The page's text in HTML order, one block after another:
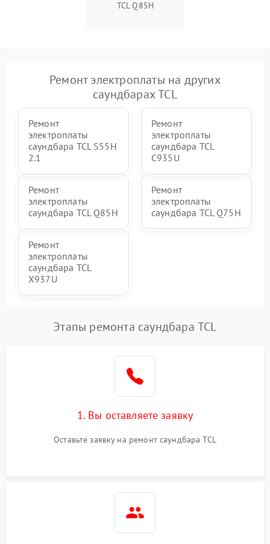
TCL Q85H
Ремонт электроплаты на других
саундбарах TCL
Ремонт
электроплаты
саундбара TCL S55H
2.1
Ремонт
электроплаты
саундбара TCL
C935U
Ремонт
электроплаты
саундбара TCL Q85H
Ремонт
электроплаты
саундбара TCL Q75H
Ремонт
электроплаты
саундбара TCL
X937U
Этапы ремонта саундбара TCL
1. Вы оставляете заявку
Оставьте заявку на ремонт саундбара TCL